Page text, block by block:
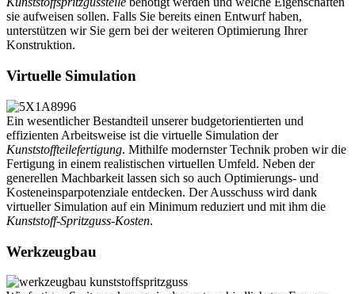
sie aufweisen sollen. Falls Sie bereits einen Entwurf haben,
unterstützen wir Sie gern bei der weiteren Optimierung Ihrer
Konstruktion.
Virtuelle Simulation
Ein wesentlicher Bestandteil unserer budgetorientierten und
effizienten Arbeitsweise ist die virtuelle Simulation der
Kunststoffteilefertigung. Mithilfe modernster Technik proben wir die
Fertigung in einem realistischen virtuellen Umfeld. Neben der
generellen Machbarkeit lassen sich so auch Optimierungs- und
Kosteneinsparpotenziale entdecken. Der Ausschuss wird dank
virtueller Simulation auf ein Minimum reduziert und mit ihm die
Kunststoff-Spritzguss-Kosten.
Werkzeugbau